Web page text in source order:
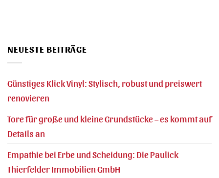
NEUESTE BEITRÄGE
Günstiges Klick Vinyl: Stylisch, robust und preiswert
renovieren
Tore für große und kleine Grundstücke – es kommt auf
Details an
Empathie bei Erbe und Scheidung: Die Paulick
Thierfelder Immobilien GmbH